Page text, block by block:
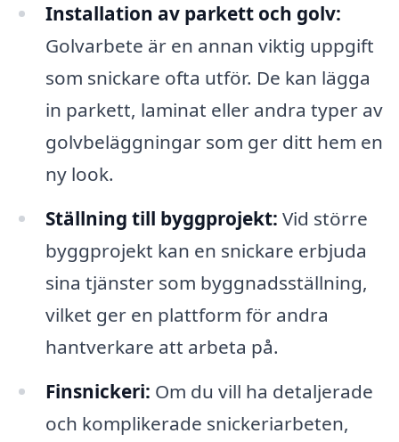
Installation av parkett och golv:
Golvarbete är en annan viktig uppgift
som snickare ofta utför. De kan lägga
in parkett, laminat eller andra typer av
golvbeläggningar som ger ditt hem en
ny look.
Ställning till byggprojekt: Vid större
byggprojekt kan en snickare erbjuda
sina tjänster som byggnadsställning,
vilket ger en plattform för andra
hantverkare att arbeta på.
Finsnickeri: Om du vill ha detaljerade
och komplikerade snickeriarbeten,